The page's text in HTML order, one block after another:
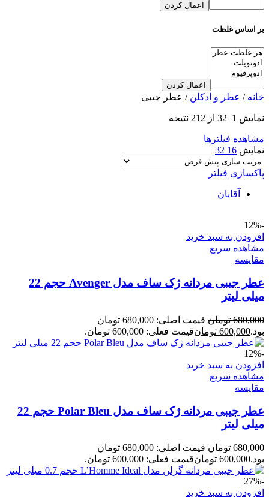
اعمال کردن
بر اساس غلظت
اعمال کردن
خانه/ عطر و ادکلن/ عطر جیبی
نمایش 1–32 از 212 نتیجه
مشاهده فیلترها
نمایش 16
32
پاکسازی فیلتر
آقایان
-12%
افزودن به سبد خرید
مشاهده سریع
مقایسه
عطر جیبی مردانه ژک ساف مدل Avenger حجم 22
میلی لیتر
680,000 تومان
قیمت اصلی: 680,000 تومان
بود.600,000 تومانقیمت فعلی: 600,000 تومان.
-12%
افزودن به سبد خرید
مشاهده سریع
مقایسه
عطر جیبی مردانه ژک ساف مدل Polar Bleu حجم 22
میلی لیتر
680,000 تومان
قیمت اصلی: 680,000 تومان
بود.600,000 تومانقیمت فعلی: 600,000 تومان.
-27%
افزودن به سبد خرید